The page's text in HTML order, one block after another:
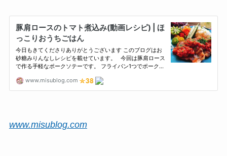
www.misublog.com